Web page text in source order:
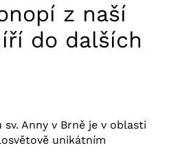
z naší
do dalších
Anny v Brně je v oblasti
unikátním